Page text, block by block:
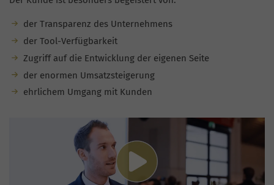
der Transparenz des Unternehmens
der Tool-Verfügbarkeit
Zugriff auf die Entwicklung der eigenen Seite
der enormen Umsatzsteigerung
ehrlichem Umgang mit Kunden